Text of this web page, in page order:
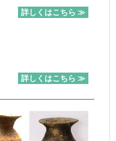
詳しくはこちら ≫
詳しくはこちら ≫